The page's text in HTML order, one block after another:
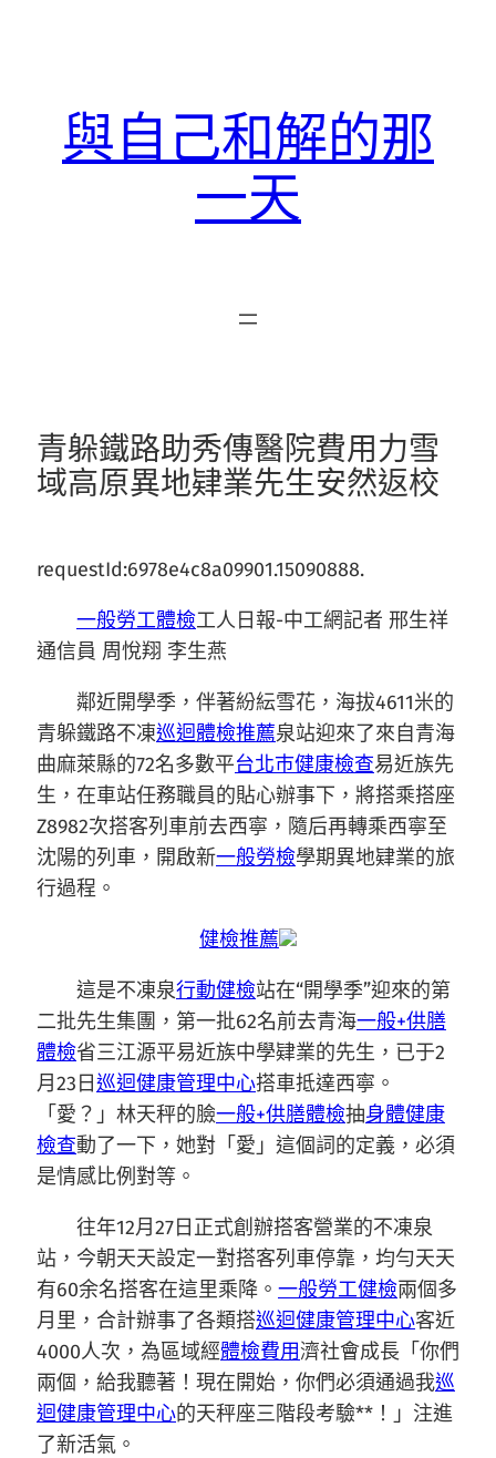
與自己和解的那
一天
青躲鐵路助秀傳醫院費用力雪
域高原異地肄業先生安然返校
requestId:6978e4c8a09901.15090888.
一般勞工體檢工人日報-中工網記者 邢生祥
通信員 周悅翔 李生燕
鄰近開學季，伴著紛紜雪花，海拔4611米的
青躲鐵路不凍巡迴體檢推薦泉站迎來了來自青海
曲麻萊縣的72名多數平台北巿健康檢查易近族先
生，在車站任務職員的貼心辦事下，將搭乘搭座
Z8982次搭客列車前去西寧，隨后再轉乘西寧至
沈陽的列車，開啟新一般勞檢學期異地肄業的旅
行過程。
健檢推薦
這是不凍泉行動健檢站在“開學季”迎來的第
二批先生集團，第一批62名前去青海一般+供膳
體檢省三江源平易近族中學肄業的先生，已于2
月23日巡迴健康管理中心搭車抵達西寧。
「愛？」林天秤的臉一般+供膳體檢抽身體健康
檢查動了一下，她對「愛」這個詞的定義，必須
是情感比例對等。
往年12月27日正式創辦搭客營業的不凍泉
站，今朝天天設定一對搭客列車停靠，均勻天天
有60余名搭客在這里乘降。 一般勞工健檢兩個多
月里，合計辦事了各類搭巡迴健康管理中心客近
4000人次，為區域經體檢費用濟社會成長「你們
兩個，給我聽著！現在開始，你們必須通過我巡
迴健康管理中心的天秤座三階段考驗**！」注進
了新活氣。